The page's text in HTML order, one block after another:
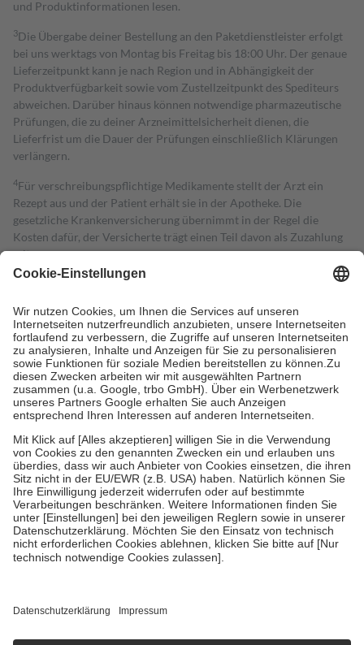
und Produktinformationen lesen.
3Die Übergabe deiner Bestellung an den Paketdienstleister erfolgt
bei uns werktags von Montag bis Freitag bis 18:00 Uhr. Der genaue
Lieferzeitpunkt kann je nach Region und in Abhängigkeit der
Produktverfügbarkeit sowie vom Zustellzeitpunkt des Spediteurs
abweichen. Darüber hinaus können notwendige pharmazeutische
Prüfungen, die zu deiner Arzneimittelsicherheit dienen, die
Lieferfrist um die Dauer der Prüfungen einschließlich Klärungen
verlängern.
4Für verschreibungspflichtige Medikamente stellt der Arzt ein
Rezept aus und der Patient erhält sie in der Apotheke. Die
gesetzliche Krankenversicherung übernimmt in der Regel die
Kosten dafür, der Versicherte trägt einen Teil davon als Zuzahlung
mit.
Grundsätzlich leisten Mitglieder Zuzahlungen in Höhe von zehn
höchstens zehn Euro.
Es sind jedoch nie mehr als die tatsächlichen
Kosten der Leistung zu entrichten.
Diese Regeln gelten grundsätzlich auch für Online-Apotheken.
Bei Heilmitteln und häuslicher Krankenpflege beträgt die
Zuzahlung zehn Prozent der Kosten sowie zehn Euro je
Verordnung.
Um das Engagement der Versicherten für ihre eigene Gesundheit zu
stärken und die besondere Stellung der Familie zu unterstützen,
fallenkeine Zuzahlungenan bei:
• Kindern und Jugendlichen bis zum vollendeten 18. Lebensjahr
mit Ausnahme der Fahrkosten
• Untersuchungen zur Vorsorge und Früherkennung, die von der
GKV getragen werden
• empfohlenen Schutzimpfungen
• Harn- und Blutteststreifen
getroffen, um sicherzustellen, dass es sich um echte Bewertungen
https://help.etrusted.com/hc/de/articles/4419944605341